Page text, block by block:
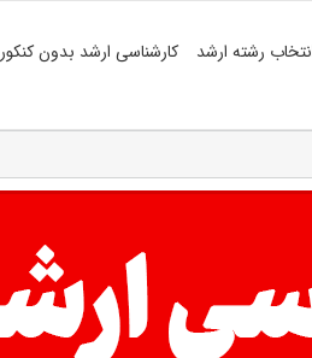
رشته ارشد کارشناسی ارشد بدون کنکور